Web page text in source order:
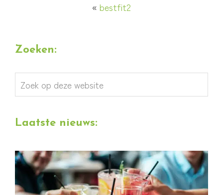
« bestfit2
Zoeken:
Zoek
op
website
Laatste nieuws: